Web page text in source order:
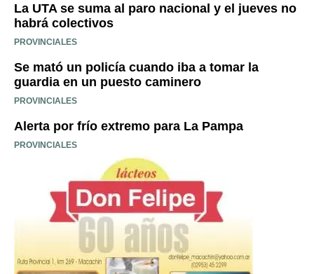
La UTA se suma al paro nacional y el jueves no
habrá colectivos
PROVINCIALES
Se mató un policía cuando iba a tomar la
guardia en un puesto caminero
PROVINCIALES
Alerta por frío extremo para La Pampa
PROVINCIALES